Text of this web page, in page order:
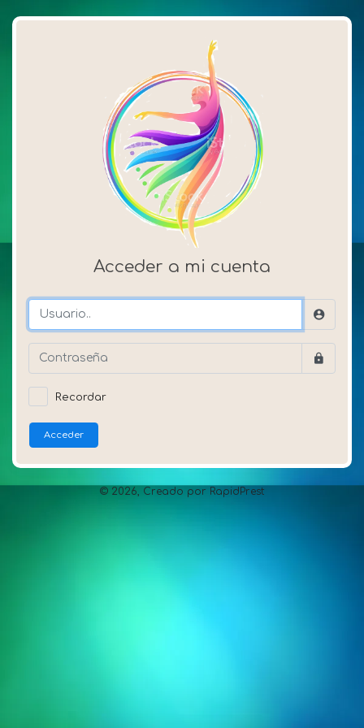
Acceder a mi cuenta
Recordar
Acceder
© 2026, Creado por RapidPrest